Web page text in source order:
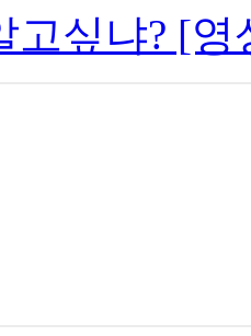
고싶냐? [